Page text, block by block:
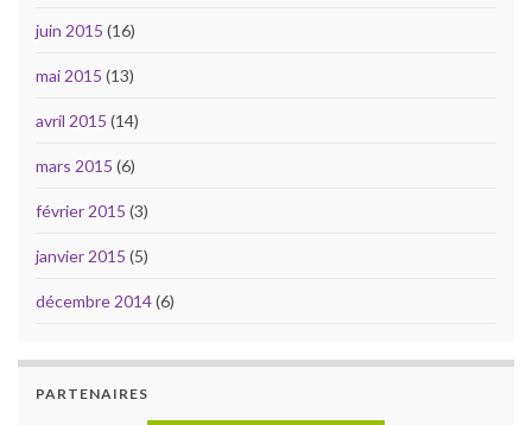
juin 2015 (16)
mai 2015 (13)
avril 2015 (14)
mars 2015 (6)
février 2015 (3)
janvier 2015 (5)
décembre 2014(6)
PARTENAIRES